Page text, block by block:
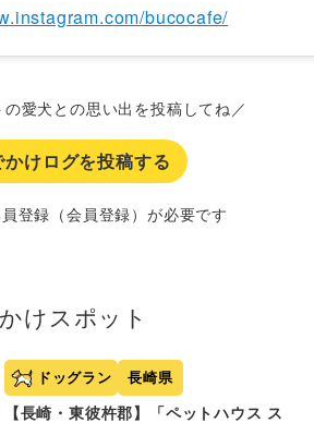
bucocafe/
愛犬との思い出を投稿してね／
かけログを投稿する
登録（会員登録）が必要です
けスポット
ドッグラン 長崎県
【長崎・東彼杵郡】「ペットハウス ス